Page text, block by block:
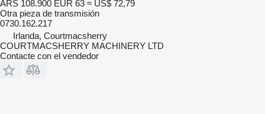
ARS 108.900 EUR 63 ≈ US$ 72,79
Otra pieza de transmisión
0730.162.217
Irlanda, Courtmacsherry
COURTMACSHERRY MACHINERY LTD
Contacte con el vendedor